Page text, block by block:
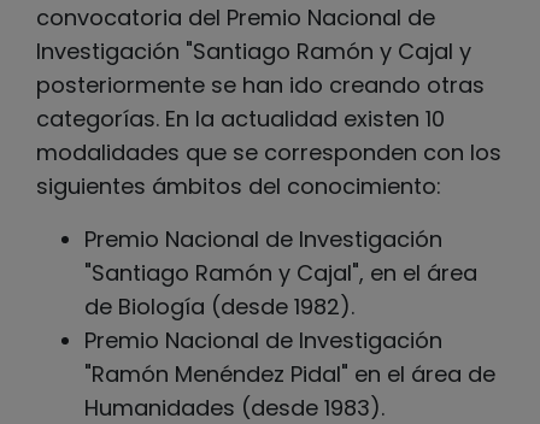
convocatoria del Premio Nacional de
Investigación "Santiago Ramón y Cajal y
posteriormente se han ido creando otras
categorías. En la actualidad existen 10
modalidades que se corresponden con los
siguientes ámbitos del conocimiento:
Premio Nacional de Investigación
"Santiago Ramón y Cajal", en el área
de Biología (desde 1982).
Premio Nacional de Investigación
"Ramón Menéndez Pidal" en el área de
Humanidades (desde 1983).